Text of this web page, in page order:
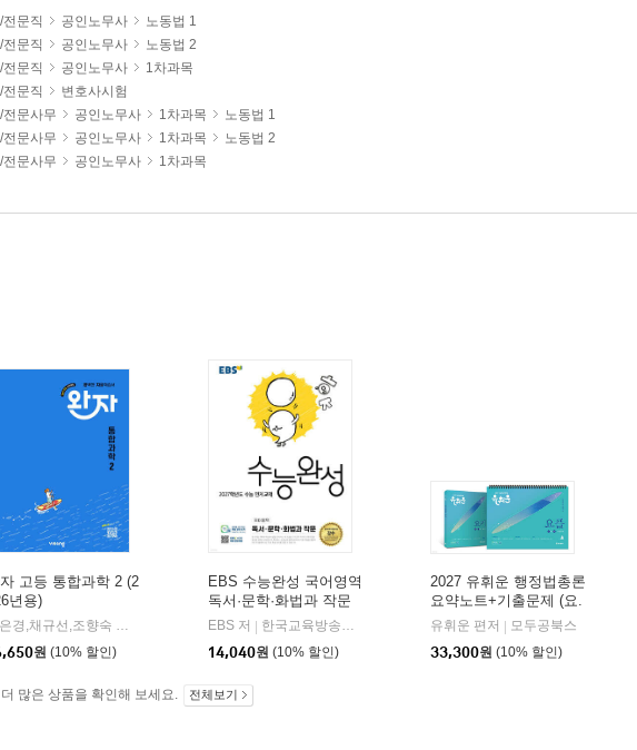
문직 공인노무사
노동법 1
문직 공인노무사
노동법 2
문직 공인노무사
1차과목
문직
변호사시험
전문사무 공인노무사 1차과목
노동법 1
전문사무 공인노무사 1차과목
노동법 2
전문사무 공인노무사 1차과목
고등 통합과학 2 (2
년용)
김은경,채규선,조향숙 등저
원 (10% 할인)
EBS 수능완성 국어영역
독서·문학·화법과 작문
(2026년)
EBS 저
한국교육방송공사
14,040원 (10% 할인)
2027 유휘운 행정법총론
요약노트+기출문제 (요.
플.)
유휘운 편저
모두공북스
33,300원 (10% 할인)
많은 상품을 확인해 보세요. 전체보기